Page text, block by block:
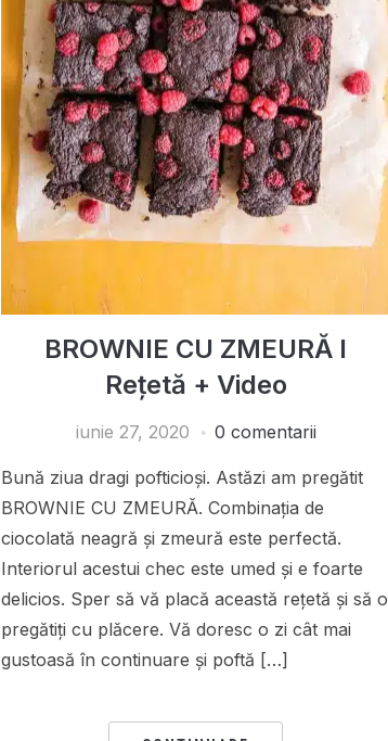
BROWNIE CU ZMEURĂ I
Rețetă + Video
iunie 27, 2020 0 comentarii
Bună ziua dragi pofticioși. Astăzi am pregătit
BROWNIE CU ZMEURĂ. Combinația de
ciocolată neagră și zmeură este perfectă.
Interiorul acestui chec este umed și e foarte
delicios. Sper să vă placă această rețetă și să o
pregătiți cu plăcere. Vă doresc o zi cât mai
gustoasă în continuare și poftă […]